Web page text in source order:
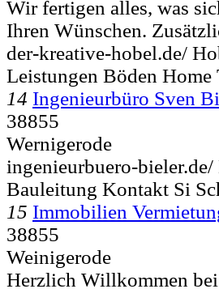
Wir fertigen alles, was
Ihren Wünschen.
der-kreative-hobel.de/
Leistungen Böden Home
14 Ingenieurbüro Sven
38855
Wernigerode
ingenieurbuero-
Bauleitung Kontakt Si
15 Immobilien
38855
Weinigerode
Herzlich Willkommen